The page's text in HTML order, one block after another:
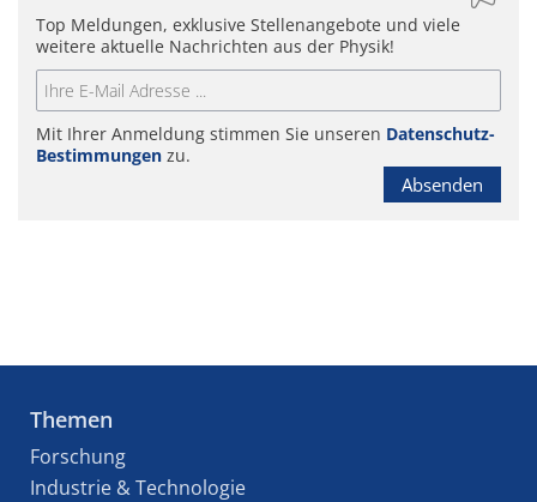
Top Meldungen, exklusive Stellenangebote und viele
weitere aktuelle Nachrichten aus der Physik!
Mit Ihrer Anmeldung stimmen Sie unseren Datenschutz-
Bestimmungen zu.
Absenden
Themen
Forschung
Industrie & Technologie